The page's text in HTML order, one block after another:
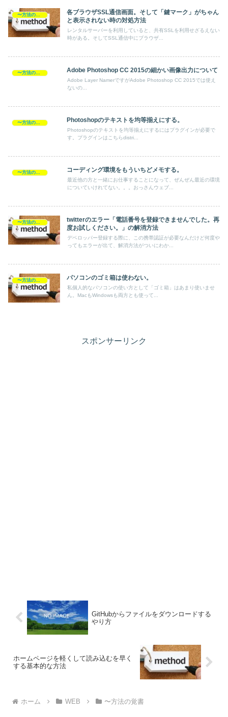
〜方法の覚書
各ブラウザSSL通信画面。そして「鍵マーク」がちゃん
と表示されない時の対処方法
レンタルサーバーを利用していると、共有SSLを利用せざるえない
時がある。そしてSSL通信中にブラウザ...
〜方法の覚書 Adobe Photoshop CC 2015の細かい画像出力について
Adobe Layer NamerですがAdobe Photoshop CC 2015では使え
ないの...
〜方法の覚書 Photoshopのテキストを均等揃えにする。
Photoshopのテキストを均等揃えにするにはプラグインが必要で
す。プラグインはこちらdistri...
コーディング環境をもういちどメモする。
最近他の方と一緒にお仕事することになって、ぜんぜん最近の環境
についていけれてない。。。おっさんウェブ...
twitterのエラー「電話番号を登録できませんでした。再
度お試しください。」の解消方法
デベロッパー登録する際に、この携帯認証が必要なんだけど何度や
ってもエラーが出て、解消方法がついにわか...
パソコンのゴミ箱は使わない。
私個人的なパソコンの使い方として「ゴミ箱」はあまり使いませ
ん。MacもWindowsも両方とも使って...
スポンサーリンク
GitHubからファイルをダウンロードする
やり方
ホームページを軽くして読み込むを早く
する基本的な方法
ホーム WEB 〜方法の覚書